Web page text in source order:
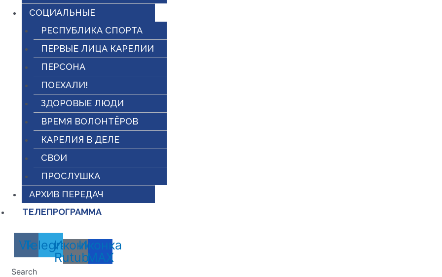
СОЦИАЛЬНЫЕ
РЕСПУБЛИКА СПОРТА
ПЕРВЫЕ ЛИЦА КАРЕЛИИ
ПЕРСОНА
ПОЕХАЛИ!
ЗДОРОВЫЕ ЛЮДИ
ВРЕМЯ ВОЛОНТЁРОВ
КАРЕЛИЯ В ДЕЛЕ
СВОИ
ПРОСЛУШКА
АРХИВ ПЕРЕДАЧ
ТЕЛЕПРОГРАММА
Vk
Telegram
Иконка
Rutube
Иконка
MAX
Search